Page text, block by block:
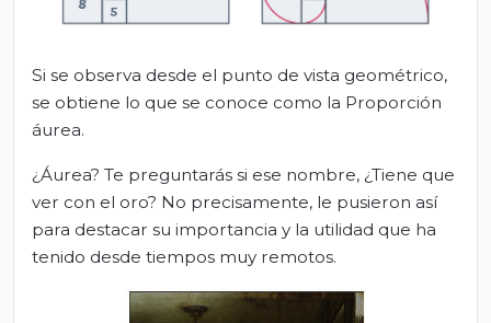
Si se observa desde el punto de vista geométrico,
se obtiene lo que se conoce como la Proporción
áurea.
¿Áurea? Te preguntarás si ese nombre, ¿Tiene que
ver con el oro? No precisamente, le pusieron así
para destacar su importancia y la utilidad que ha
tenido desde tiempos muy remotos.